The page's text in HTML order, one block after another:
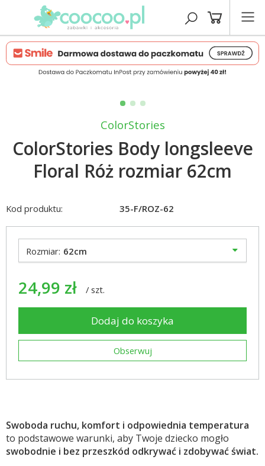
ColorStories
ColorStories Body longsleeve
Floral Róż rozmiar 62cm
Kod produktu: 35-F/ROZ-62
Rozmiar: 62cm
24,99 zł / szt.
Dodaj do koszyka
Obserwuj
Swoboda ruchu, komfort i odpowiednia temperatura
to podstawowe warunki, aby Twoje dziecko mogło
swobodnie i bez przeszkód odkrywać i zdobywać świat.